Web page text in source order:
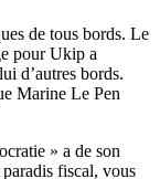
de tous bords. Le
pour Ukip a
d’autres bords.
Marine Le Pen
» a de son
fiscal, vous